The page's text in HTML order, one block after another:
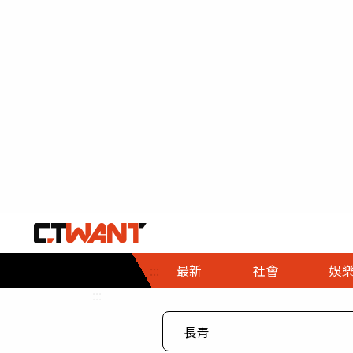
::: 最新 社會
社會首頁
時事
娛樂
娛樂首頁
即時
專題
財經首頁
熱線
３Ｃ
政